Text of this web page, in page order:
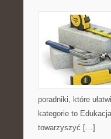
poradniki, które
kategorie to
towarzyszyć […]